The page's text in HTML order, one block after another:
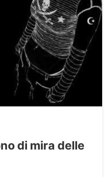
di mira delle